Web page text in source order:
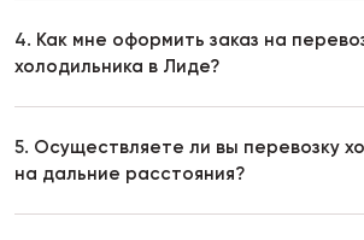
4. Как мне оформить заказ на
холодильника в Лиде?
5. Осуществляете ли вы перевозку
на дальние расстояния?